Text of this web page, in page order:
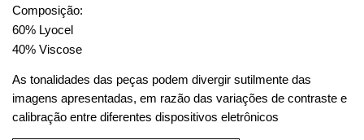
Composição:
60% Lyocel
40% Viscose
As tonalidades das peças podem divergir sutilmente das
imagens apresentadas, em razão das variações de contraste e
calibração entre diferentes dispositivos eletrônicos